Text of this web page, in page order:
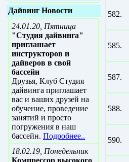
Дайвинг Новости
24.01.20, Пятница
"Студия дайвинга"
приглашает
инструкторов и
дайверов в свой
бассейн
Друзья, Клуб Студия
дайвинга приглашает
вас и ваших друзей на
обучение, проведение
занятий и просто
погружения в наш
бассейн. Подробнее..
18.02.19, Понедельник
Компрессор высокого
582.
585.
587.
588.
590.